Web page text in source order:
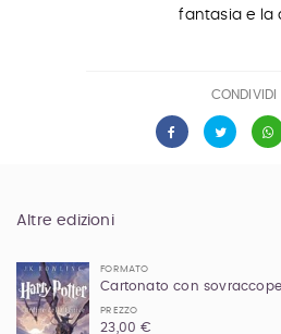
fantasia e la
CONDIVIDI
Altre edizioni
FORMATO
Cartonato con
PREZZO
23,00 €